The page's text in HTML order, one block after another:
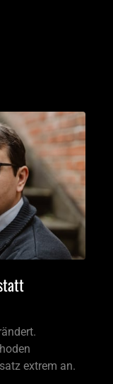
extrem an.